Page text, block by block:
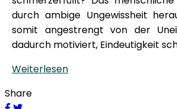
durch ambige Ungewissheit
somit angestrengt von der
dadurch motiviert, Eindeutigkeit
Weiterlesen
Share